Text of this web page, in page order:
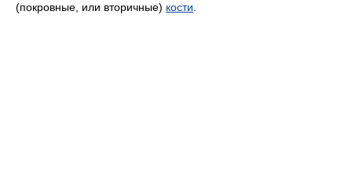
(покровные, или вторичные) кости.